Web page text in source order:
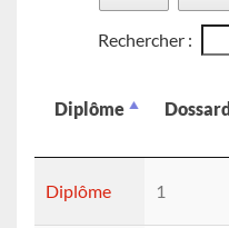
Rechercher :
Diplôme Dossard
Diplôme
1